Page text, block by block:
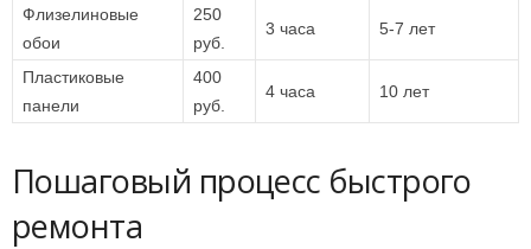
Флизелиновые
обои
250
руб.
3 часа 5-7 лет
Пластиковые
панели
400
руб.
4 часа 10 лет
Пошаговый процесс быстрого
ремонта